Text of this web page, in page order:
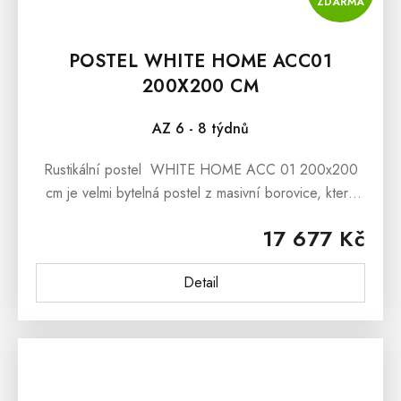
POSTEL WHITE HOME ACC01
200X200 CM
AZ 6 - 8 týdnů
17 677 Kč
Detail
Rustikální postel WHITE HOME ACC 01 200x200
cm je velmi bytelná postel z masivní borovice, která
dětského i studentského...